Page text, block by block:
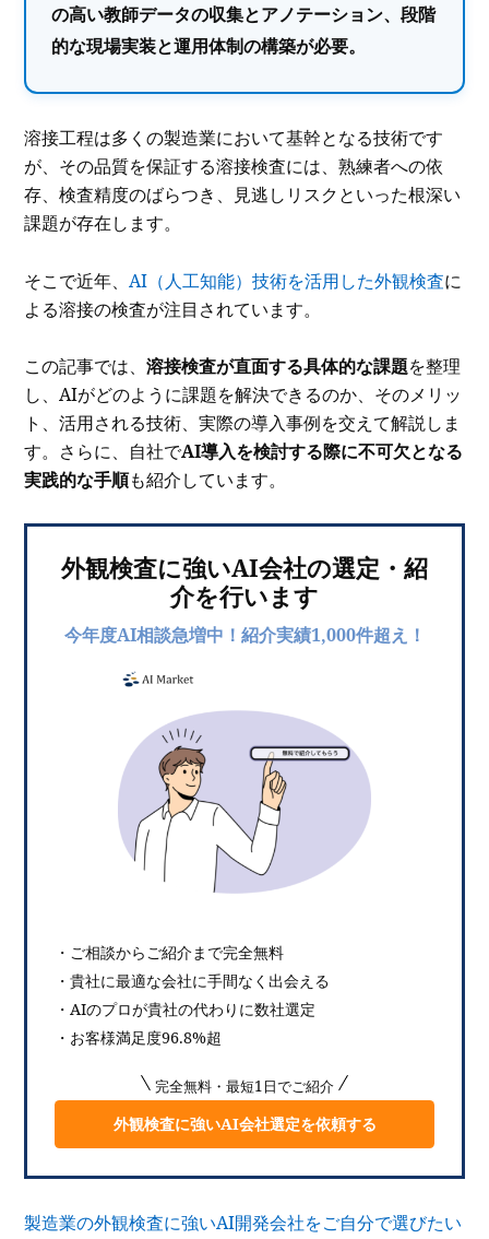
の高い教師データの収集とアノテーション、段階
的な現場実装と運用体制の構築が必要。
溶接工程は多くの製造業において基幹となる技術です
が、その品質を保証する溶接検査には、熟練者への依
存、検査精度のばらつき、見逃しリスクといった根深い
課題が存在します。
そこで近年、AI（人工知能）技術を活用した外観検査に
よる溶接の検査が注目されています。
この記事では、溶接検査が直面する具体的な課題を整理
し、AIがどのように課題を解決できるのか、そのメリッ
ト、活用される技術、実際の導入事例を交えて解説しま
す。さらに、自社でAI導入を検討する際に不可欠となる
実践的な手順も紹介しています。
外観検査に強いAI会社の選定・紹
介を行います
今年度AI相談急増中！紹介実績1,000件超え！
・ご相談からご紹介まで完全無料
・貴社に最適な会社に手間なく出会える
・AIのプロが貴社の代わりに数社選定
・お客様満足度96.8%超
完全無料・最短1日でご紹介
外観検査に強いAI会社選定を依頼する
製造業の外観検査に強いAI開発会社をご自分で選びたい